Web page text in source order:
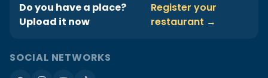
Do you have a place?
Upload it now
Register your
restaurant →
SOCIAL NETWORKS